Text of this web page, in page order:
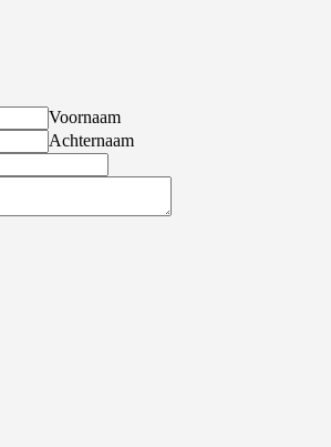
Voornaam
Achternaam